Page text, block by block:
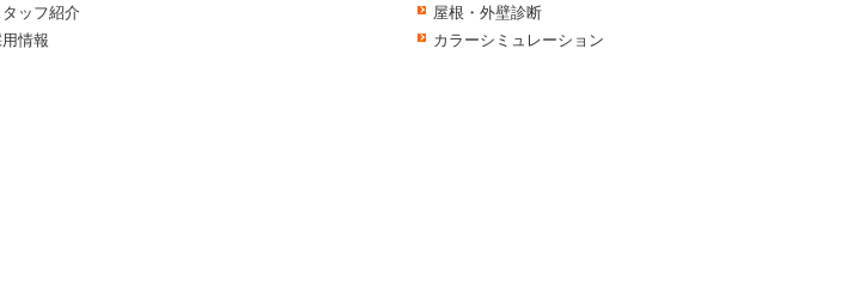
タッフ紹介
情報
屋根・外壁診断
カラーシミュレーション